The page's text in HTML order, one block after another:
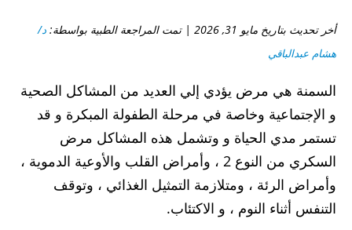
أخر تحديث بتاريخ مايو 31, 2026 | تمت المراجعة الطبية بواسطة:
د/
هشام عبدالباقي
السمنة هي مرض يؤدي إلي العديد من المشاكل الصحية
و الإجتماعية وخاصة في مرحلة الطفولة المبكرة و قد
تستمر مدي الحياة و وتشمل هذه المشاكل مرض
السكري من النوع 2 ، وأمراض القلب والأوعية الدموية ،
وأمراض الرئة ، ومتلازمة التمثيل الغذائي ، وتوقف
التنفس أثناء النوم ، و الاكتئاب.